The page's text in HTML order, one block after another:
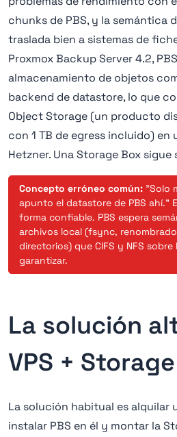
chunks de PBS, y la semántica
traslada bien a sistemas de
Proxmox Backup Server 4.2,
almacenamiento de objetos
backend de datastore, lo que
Object Storage (un producto
con 1 TB de egress incluido)
Hetzner. Una Storage Box sigue
Concepto erróneo común: "Solo
apunto el datastore de PBS ahí."
forma confiable. PBS espera
archivos local (fsync,
directorios) que CIFS y NFS
garantizar.
La solución
VPS +
La solución habitual es alquilar
instalar PBS en él y montar la